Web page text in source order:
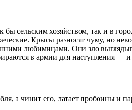
хозяйством, так и в
Крысы разносят чуму, но
любимицами. Они зло
в армии для наступления — и
а чинит его, латает пробоины и